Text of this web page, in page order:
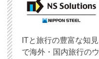
ITと旅行の豊富な知見
で海外・国内旅行のウ